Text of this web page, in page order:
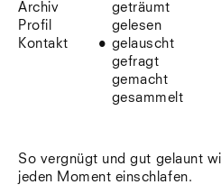
Archiv
Profil
Kontakt
geträumt
gelesen
gelauscht
gefragt
gemacht
gesammelt
So vergnügt und gut gelaunt
jeden Moment einschlafen.